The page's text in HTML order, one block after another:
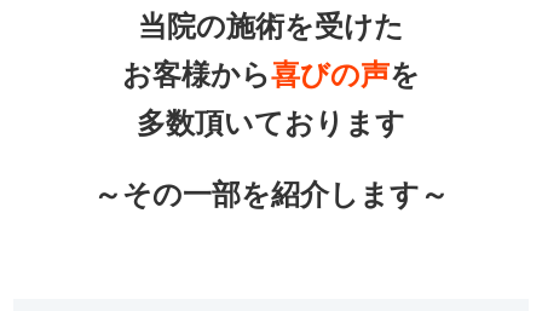
当院の施術を受けた
お客様から喜びの声を
多数頂いております
～その一部を紹介します～